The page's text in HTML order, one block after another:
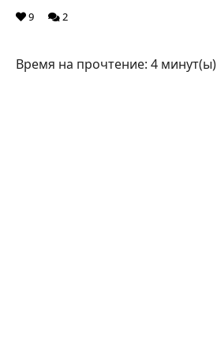
9 2
Время на прочтение: 4 минут(ы)